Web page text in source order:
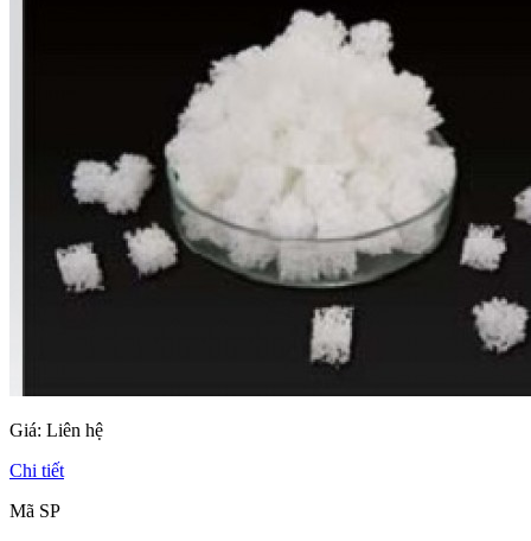
Giá: Liên hệ
Chi tiết
Mã SP